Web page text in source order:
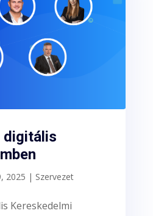
digitális
2025 | Szervezet
Kereskedelmi